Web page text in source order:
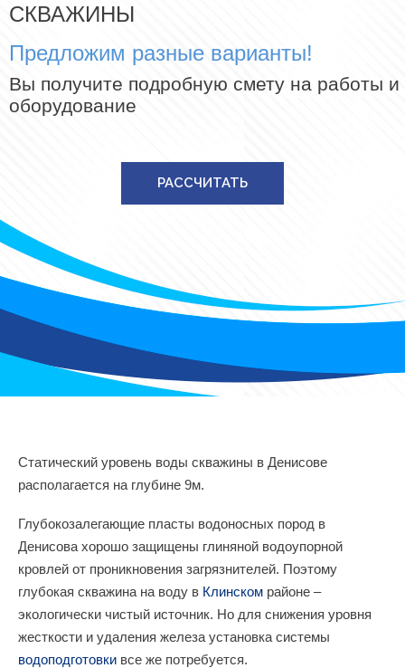
СКВАЖИНЫ
Предложим разные варианты!
Вы получите подробную смету на работы и
оборудование
РАССЧИТАТЬ
Статический уровень воды скважины в Денисове
располагается на глубине 9м.
Глубокозалегающие пласты водоносных пород в
Денисова хорошо защищены глиняной водоупорной
кровлей от проникновения загрязнителей. Поэтому
глубокая скважина на воду в Клинском районе –
экологически чистый источник. Но для снижения уровня
жесткости и удаления железа установка системы
водоподготовки все же потребуется.